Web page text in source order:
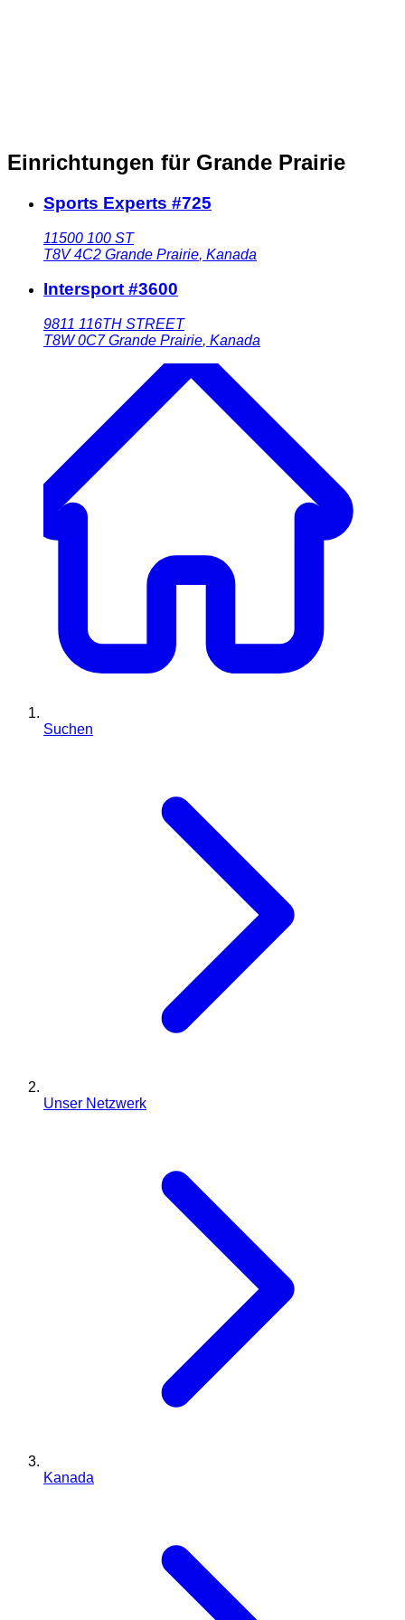
Einrichtungen für Grande Prairie
Sports Experts #725
11500 100 ST
T8V 4C2 Grande Prairie, Kanada
Intersport #3600
9811 116TH STREET
T8W 0C7 Grande Prairie, Kanada
Suchen
Unser Netzwerk
Kanada